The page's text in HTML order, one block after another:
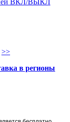
>>
в регионы